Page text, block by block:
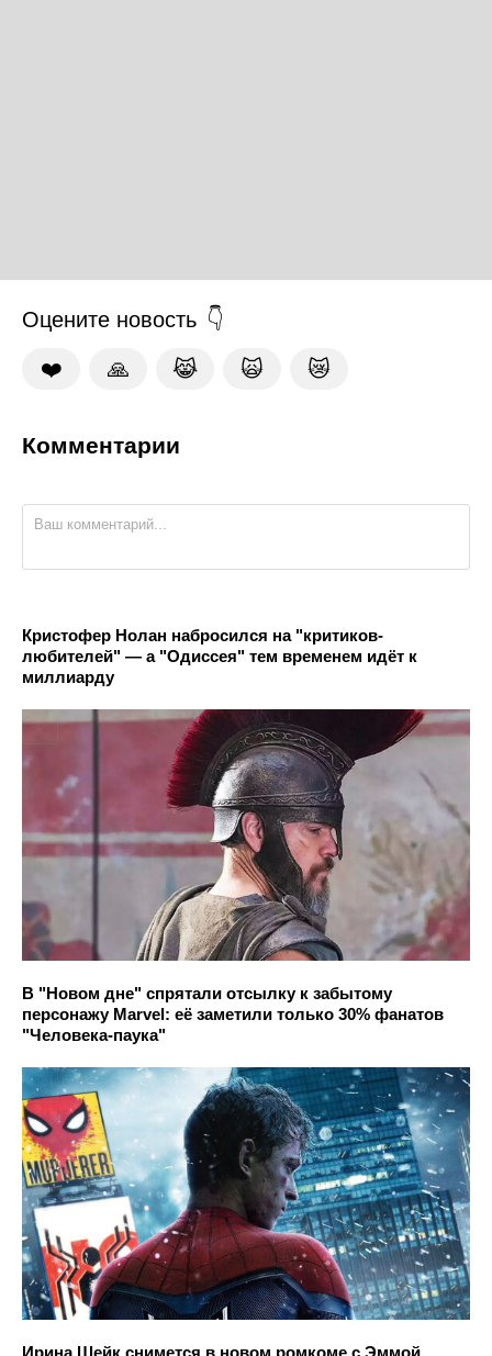
Оцените новость
❤️ 🙏 😹 🙀 😿
Комментарии
Кристофер Нолан набросился на "критиков-
любителей" — а "Одиссея" тем временем идёт к
миллиарду
В "Новом дне" спрятали отсылку к забытому
персонажу Marvel: её заметили только 30% фанатов
"Человека-паука"
Ирина Шейк снимется в новом ромкоме с Эммой